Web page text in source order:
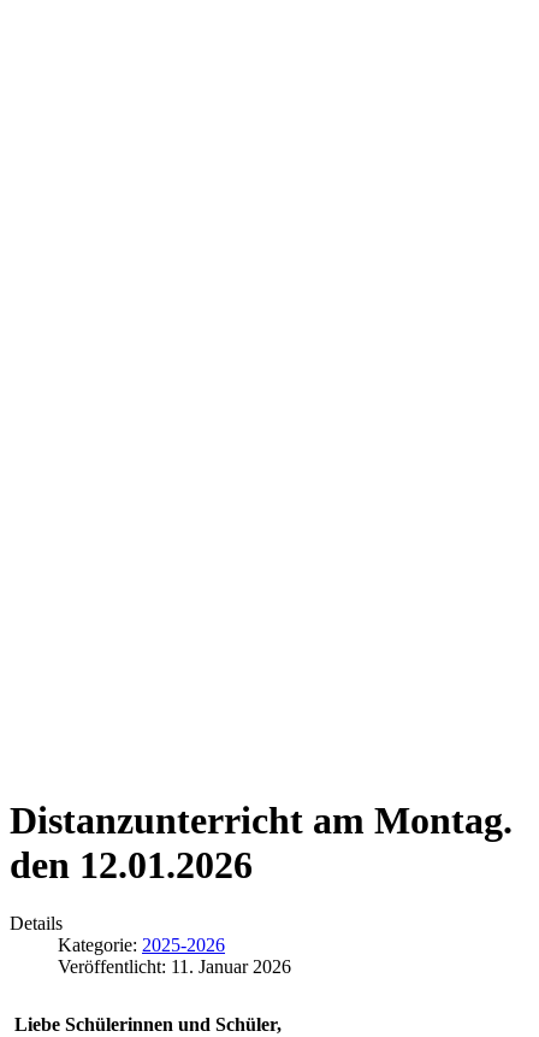
Distanzunterricht am Montag.
den 12.01.2026
Details
Kategorie: 2025-2026
Veröffentlicht: 11. Januar 2026
Liebe Schülerinnen und Schüler,